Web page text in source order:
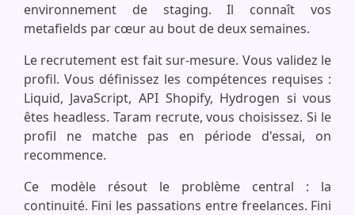
environnement de staging. Il connaît vos
metafields par cœur au bout de deux semaines.
Le recrutement est fait sur-mesure. Vous validez le
profil. Vous définissez les compétences requises :
Liquid, JavaScript, API Shopify, Hydrogen si vous
êtes headless. Taram recrute, vous choisissez. Si le
profil ne matche pas en période d'essai, on
recommence.
Ce modèle résout le problème central : la
continuité. Fini les passations entre freelances. Fini